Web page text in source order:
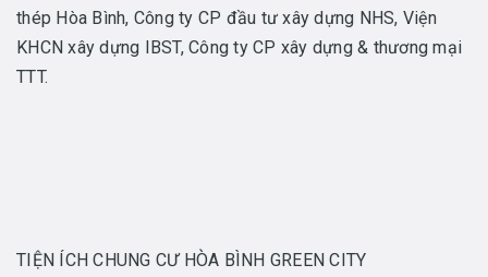
thép Hòa Bình, Công ty CP đầu tư xây dựng NHS, Viện
KHCN xây dựng IBST, Công ty CP xây dựng & thương mại
TTT.
TIỆN ÍCH CHUNG CƯ HÒA BÌNH GREEN CITY